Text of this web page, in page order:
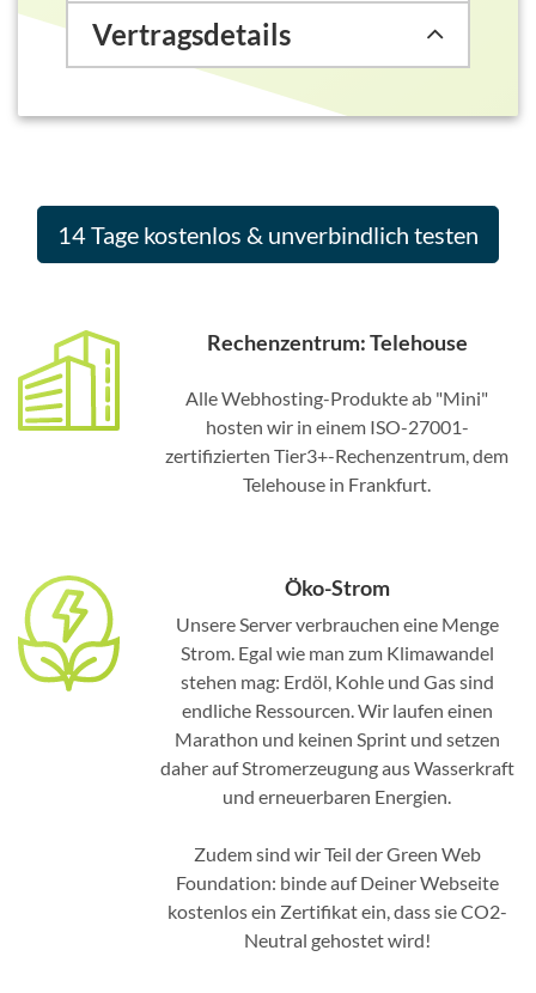
Vertragsdetails
14 Tage kostenlos & unverbindlich testen
Rechenzentrum: Telehouse
Alle Webhosting-Produkte ab "Mini"
hosten wir in einem ISO-27001-
zertifizierten Tier3+-Rechenzentrum, dem
Telehouse in Frankfurt.
Öko-Strom
Unsere Server verbrauchen eine Menge
Strom. Egal wie man zum Klimawandel
stehen mag: Erdöl, Kohle und Gas sind
endliche Ressourcen. Wir laufen einen
Marathon und keinen Sprint und setzen
daher auf Stromerzeugung aus Wasserkraft
und erneuerbaren Energien.
Zudem sind wir Teil der Green Web
Foundation: binde auf Deiner Webseite
kostenlos ein Zertifikat ein, dass sie CO2-
Neutral gehostet wird!